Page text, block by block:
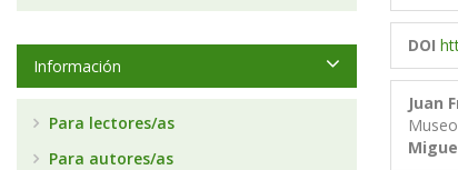
DOI
Juan
Información
Para lectores/as
Para autores/as